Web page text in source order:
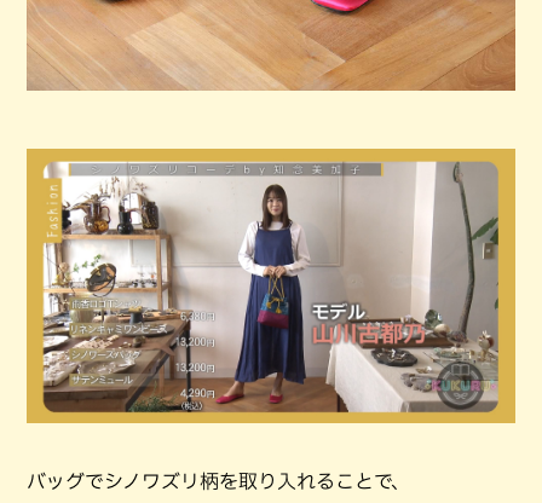
バッグでシノワズリ柄を取り入れることで、